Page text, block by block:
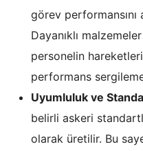
görev performansını
Dayanıklı
personelin
performans
Uyumluluk ve
belirli askeri
olarak üretilir. Bu